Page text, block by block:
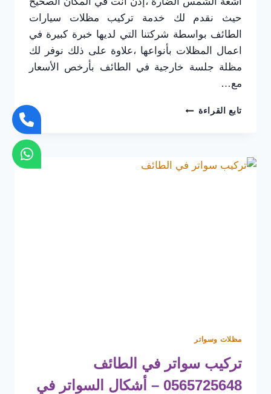
حيث نقدم لك خدمة تركيب مظلات سيارات
الطائف بواسطة شركتنا التي لديها خبرة كبيرة في
اعمال المظلات بأنواعها ،علاوة على ذلك نوفر لك
مظلة جلسة خارجية في الطائف بأرخص الأسعار
مع…
تابع القراءة تركيب
0565725648
اسعار
مظلات وسواتر
تركيب سواتر في الطائف
0565725648 – أشكال السواتر في